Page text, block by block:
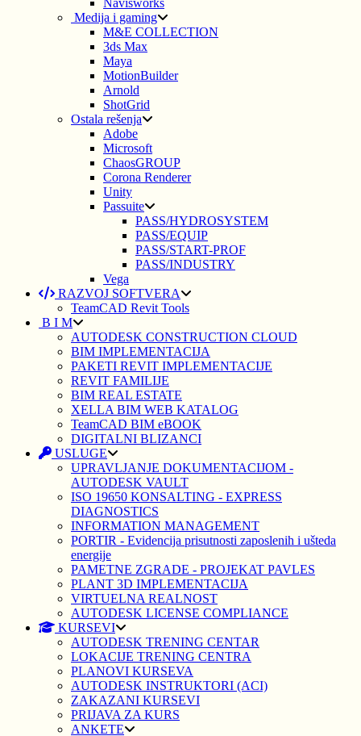
Medija i gaming
M&E COLLECTION
3ds Max
Maya
MotionBuilder
Arnold
ShotGrid
Ostala rešenja
Adobe
Microsoft
ChaosGROUP
Corona Renderer
Unity
Passuite
PASS/HYDROSYSTEM
PASS/EQUIP
PASS/START-PROF
PASS/INDUSTRY
Vega
RAZVOJ SOFTVERA
TeamCAD Revit Tools
B I M
AUTODESK CONSTRUCTION CLOUD
BIM IMPLEMENTACIJA
PAKETI REVIT IMPLEMENTACIJE
REVIT FAMILIJE
BIM REAL ESTATE
XELLA BIM WEB KATALOG
TeamCAD BIM eBOOK
DIGITALNI BLIZANCI
USLUGE
UPRAVLJANJE DOKUMENTACIJOM -
AUTODESK VAULT
ISO 19650 KONSALTING - EXPRESS
DIAGNOSTICS
INFORMATION MANAGEMENT
PORTIR - Evidencija prisutnosti zaposlenih i ušteda
energije
PAMETNE ZGRADE - PROJEKAT PAVLES
PLANT 3D IMPLEMENTACIJA
VIRTUELNA REALNOST
AUTODESK LICENSE COMPLIANCE
KURSEVI
AUTODESK TRENING CENTAR
LOKACIJE TRENING CENTRA
PLANOVI KURSEVA
AUTODESK INSTRUKTORI (ACI)
ZAKAZANI KURSEVI
PRIJAVA ZA KURS
ANKETE